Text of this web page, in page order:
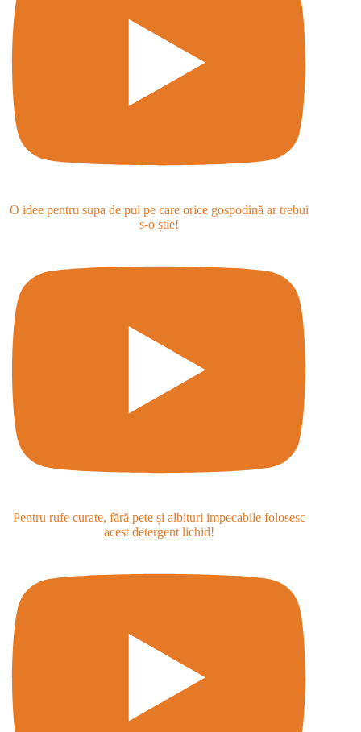
O idee pentru supa de pui pe care orice gospodină ar trebui
s-o știe!
Pentru rufe curate, fără pete și albituri impecabile folosesc
acest detergent lichid!